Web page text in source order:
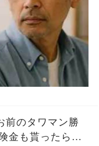
前のタワマン勝
金も貰ったら彼